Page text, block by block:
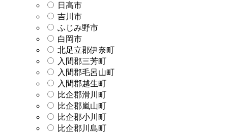
日高市
吉川市
ふじみ野市
白岡市
北足立郡伊奈町
入間郡三芳町
入間郡毛呂山町
入間郡越生町
比企郡滑川町
比企郡嵐山町
比企郡小川町
比企郡川島町